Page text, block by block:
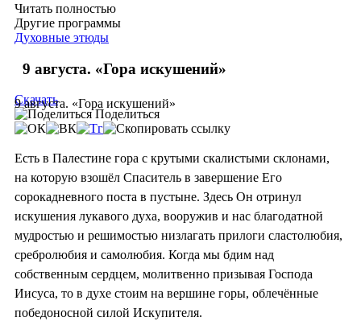
Читать полностью
Другие программы
Духовные этюды
9 августа. «Гора искушений»
9 августа. «Гора искушений»
Скачать
Поделиться
Есть в Палестине гора с крутыми скалистыми склонами,
на которую взошёл Спаситель в завершение Его
сорокадневного поста в пустыне. Здесь Он отринул
искушения лукавого духа, вооружив и нас благодатной
мудростью и решимостью низлагать прилоги сластолюбия,
сребролюбия и самолюбия. Когда мы бдим над
собственным сердцем, молитвенно призывая Господа
Иисуса, то в духе стоим на вершине горы, облечённые
победоносной силой Искупителя.